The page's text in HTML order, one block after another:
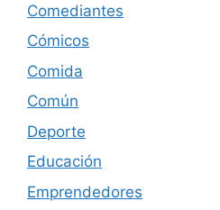
Comediantes
Cómicos
Comida
Común
Deporte
Educación
Emprendedores